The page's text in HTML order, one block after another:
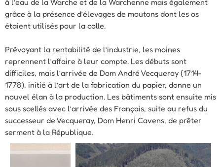
à l’eau de la Warche et de la Warchenne mais également
grâce à la présence d’élevages de moutons dont les os
étaient utilisés pour la colle.
Prévoyant la rentabilité de l’industrie, les moines
reprennent l’affaire à leur compte. Les débuts sont
difficiles, mais l’arrivée de Dom André Vecqueray (1714-
1778), initié à l’art de la fabrication du papier, donne un
nouvel élan à la production. Les bâtiments sont ensuite mis
sous scellés avec l’arrivée des Français, suite au refus du
successeur de Vecqueray, Dom Henri Cavens, de prêter
serment à la République.